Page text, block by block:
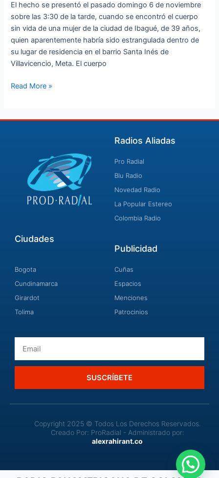
El hecho se presentó el pasado domingo 6 de noviembre
sobre las 3:30 de la tarde, cuando se encontró el cuerpo
sin vida de una mujer de la ciudad de Ibagué, de 39 años,
quien aparentemente habría sido estrangulada dentro de
su lugar de residencia en el barrio Santa Inés de
Villavicencio, Meta. El cuerpo
Read More »
Radios Aliadas
Pro Radial
Blu Radio
Novedad Radio
La Popular Estereo
Colombia Radio
Ciudades
Bogota
Cundinamarca
Girardot
Tolima
Publicidad
Cuñas
Espacios
Menciones
Patrocinios
SUSCRÍBETE
Copyright 2025 © Todos Los Derechos Reservados.
Creado Por: ProRadial - Administrado por:
alexrahirant.co